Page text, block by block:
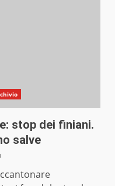
stop dei finiani.
salve